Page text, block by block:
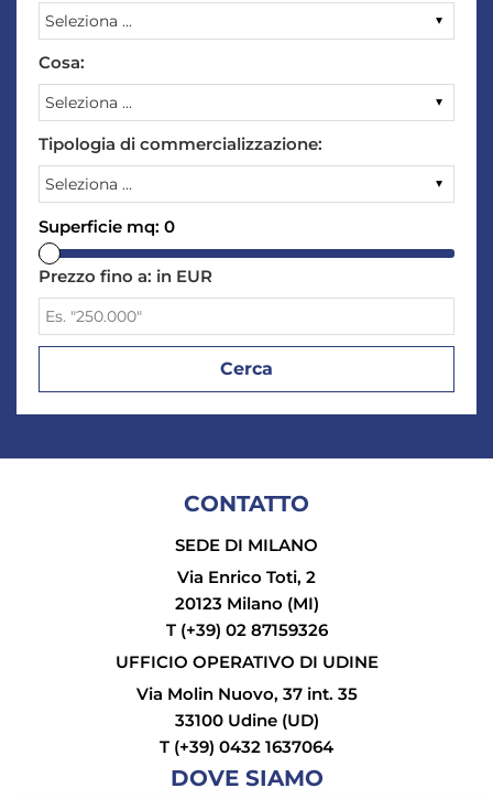
Cosa:
Tipologia di commercializzazione:
Superficie mq: 0
Prezzo fino a: in EUR
CONTATTO
SEDE DI MILANO
Via Enrico Toti, 2
20123 Milano (MI)
T (+39) 02 87159326
UFFICIO OPERATIVO DI UDINE
Via Molin Nuovo, 37 int. 35
33100 Udine (UD)
T (+39) 0432 1637064
DOVE SIAMO